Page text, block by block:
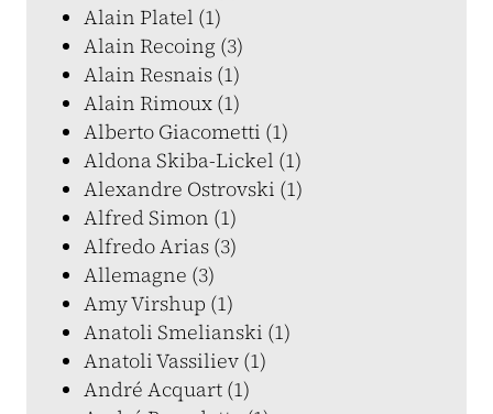
Alain Platel (1)
Alain Recoing (3)
Alain Resnais (1)
Alain Rimoux (1)
Alberto Giacometti (1)
Aldona Skiba-Lickel (1)
Alexandre Ostrovski (1)
Alfred Simon (1)
Alfredo Arias (3)
Allemagne (3)
Amy Virshup (1)
Anatoli Smelianski (1)
Anatoli Vassiliev (1)
André Acquart (1)